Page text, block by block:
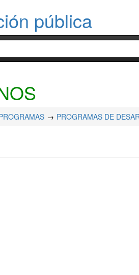
pública
PROGRAMAS DE